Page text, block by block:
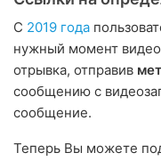
С 2019 года
нужный момент
отрывка, отправив
сообщению с
сообщение.
Теперь Вы можете